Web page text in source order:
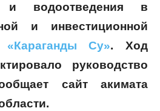
и водоотведения в
и инвестиционной
Су». Ход
руководство
сайт акимата